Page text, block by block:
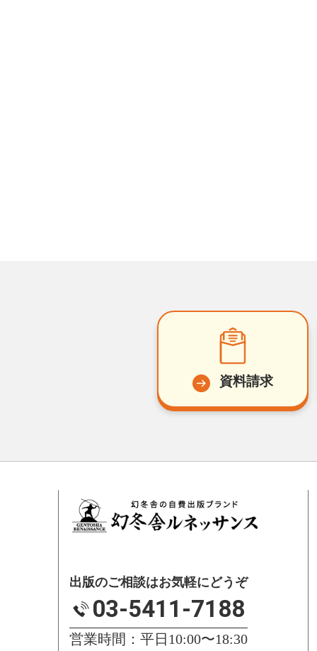
資料請求
出版のご相談はお気軽にどうぞ
03-5411-7188
営業時間：平日10:00〜18:30